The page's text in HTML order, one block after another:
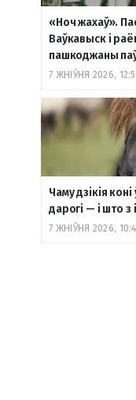
«Ноч жахаў».
Ваўкавыск і
пашкоджаны
7 ЖНІЎНЯ 2026,
Чаму дзікія
дарогі — і што з
7 ЖНІЎНЯ 2026,